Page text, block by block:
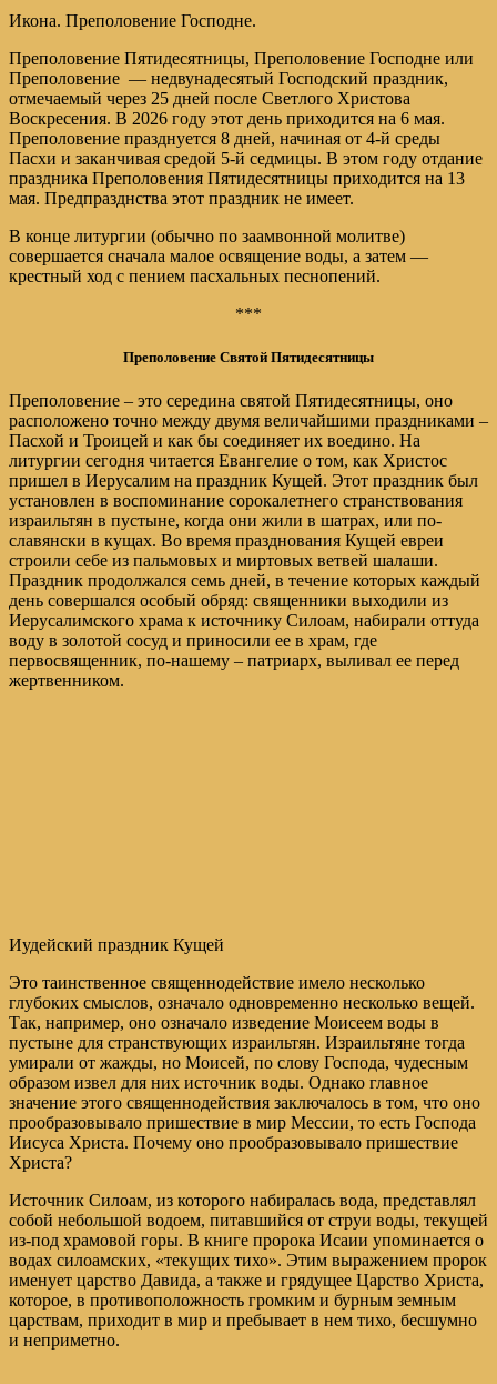
Икона. Преполовение Господне.
Преполовение Пятидесятницы, Преполовение Господне или
Преполовение — недвунадесятый Господский праздник,
отмечаемый через 25 дней после Светлого Христова
Воскресения. В 2026 году этот день приходится на 6 мая.
Преполовение празднуется 8 дней, начиная от 4-й среды
Пасхи и заканчивая средой 5-й седмицы. В этом году отдание
праздника Преполовения Пятидесятницы приходится на 13
мая. Предпразднства этот праздник не имеет.
В конце литургии (обычно по заамвонной молитве)
совершается сначала малое освящение воды, а затем —
крестный ход с пением пасхальных песнопений.
***
Преполовение Святой Пятидесятницы
Преполовение – это середина святой Пятидесятницы, оно
расположено точно между двумя величайшими праздниками –
Пасхой и Троицей и как бы соединяет их воедино. На
литургии сегодня читается Евангелие о том, как Христос
пришел в Иерусалим на праздник Кущей. Этот праздник был
установлен в воспоминание сорокалетнего странствования
израильтян в пустыне, когда они жили в шатрах, или по-
славянски в кущах. Во время празднования Кущей евреи
строили себе из пальмовых и миртовых ветвей шалаши.
Праздник продолжался семь дней, в течение которых каждый
день совершался особый обряд: священники выходили из
Иерусалимского храма к источнику Силоам, набирали оттуда
воду в золотой сосуд и приносили ее в храм, где
первосвященник, по-нашему – патриарх, выливал ее перед
жертвенником.
Иудейский праздник Кущей
Это таинственное священнодействие имело несколько
глубоких смыслов, означало одновременно несколько вещей.
Так, например, оно означало изведение Моисеем воды в
пустыне для странствующих израильтян. Израильтяне тогда
умирали от жажды, но Моисей, по слову Господа, чудесным
образом извел для них источник воды. Однако главное
значение этого священнодействия заключалось в том, что оно
прообразовывало пришествие в мир Мессии, то есть Господа
Иисуса Христа. Почему оно прообразовывало пришествие
Христа?
Источник Силоам, из которого набиралась вода, представлял
собой небольшой водоем, питавшийся от струи воды, текущей
из-под храмовой горы. В книге пророка Исаии упоминается о
водах силоамских, «текущих тихо». Этим выражением пророк
именует царство Давида, а также и грядущее Царство Христа,
которое, в противоположность громким и бурным земным
царствам, приходит в мир и пребывает в нем тихо, бесшумно
и неприметно.